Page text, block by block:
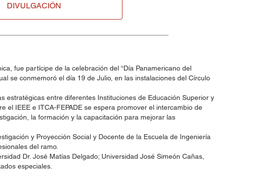
DIVULGACIÓN
fue partícipe de la celebración del “Día Panamericano del
se conmemoró el día 19 de Julio, en las instalaciones del Círculo
estratégicas entre diferentes Instituciones de Educación Superior y
el IEEE e ITCA-FEPADE se espera promover el intercambio de
la formación y la capacitación para mejorar las
y Proyección Social y Docente de la Escuela de Ingeniería
del ramo.
Dr. José Matías Delgado; Universidad José Simeón Cañas,
especiales.